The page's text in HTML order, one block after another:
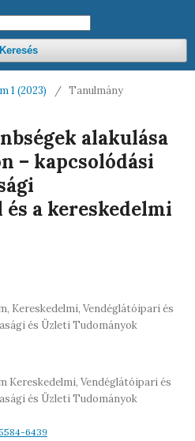
Keresés
1 (2023) / Tanulmány
alakulása
– kapcsolódási
a kereskedelmi
Kereskedelmi, Vendéglátóipari és
és Üzleti Tudományok
Kereskedelmi, Vendéglátóipari és
és Üzleti Tudományok
6439